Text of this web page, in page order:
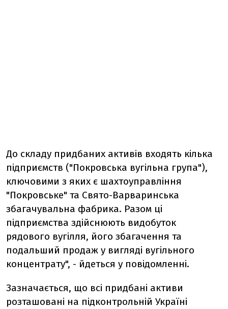
До складу придбаних активів входять кілька
підприємств ("Покровська вугільна група"),
ключовими з яких є шахтоуправління
"Покровське" та Свято-Варваринська
збагачувальна фабрика. Разом ці
підприємства здійснюють видобуток
рядового вугілля, його збагачення та
подальший продаж у вигляді вугільного
концентрату", - йдеться у повідомленні.
Зазначається, що всі придбані активи
розташовані на підконтрольній Україні